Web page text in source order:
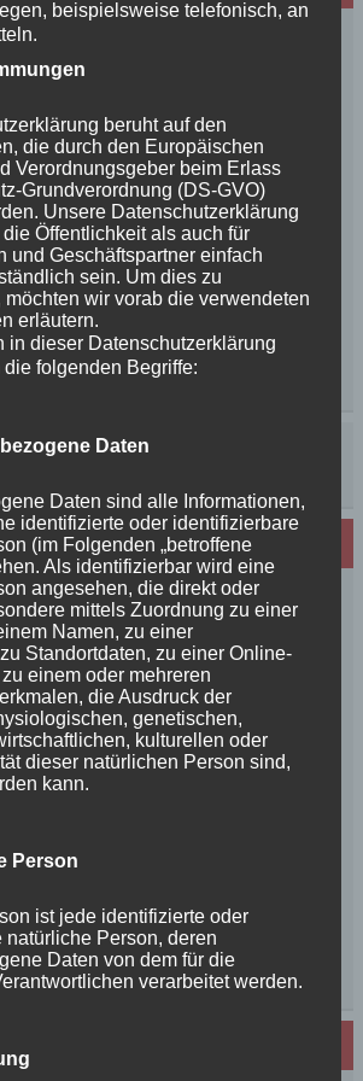
2025 unseren
und Freunden
zum 4. Geburtstag
haben alle verzaubert
Feenkinder sind
sind
schickt Grüße
BenBenkinder schicken
beispielsweise telefonisch, an
beruht auf den
die durch den Europäischen
Verordnungsgeber beim Erlass
Grundverordnung (DS-GVO)
Unsere Datenschutzerklärung
Öffentlichkeit als auch für
und Geschäftspartner einfach
sein. Um dies zu
wir vorab die verwendeten
erläutern.
in dieser Datenschutzerklärung
folgenden Begriffe:
Daten
Daten sind alle Informationen,
identifizierte oder identifizierbare
(im Folgenden „betroffene
Als identifizierbar wird eine
angesehen, die direkt oder
mittels Zuordnung zu einer
Namen, zu einer
Standortdaten, zu einer Online-
einem oder mehreren
die Ausdruck der
genetischen,
kulturellen oder
dieser natürlichen Person sind,
kann.
Person
ist jede identifizierte oder
natürliche Person, deren
Daten von dem für die
verarbeitet werden.